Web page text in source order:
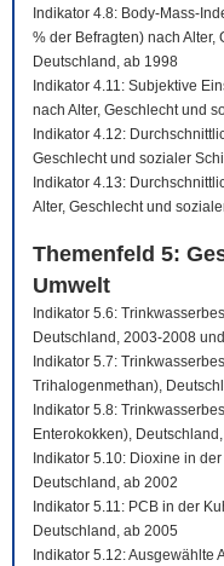
Indikator 4.8: Body-Mass-
% der Befragten) nach
Deutschland, ab 1998
Indikator 4.11: Subjektive
nach Alter, Geschlecht und
Indikator 4.12:
Geschlecht und sozialer
Indikator 4.13:
Alter, Geschlecht und
Themenfeld 5:
Umwelt
Indikator 5.6:
Deutschland, 2003-2008
Indikator 5.7:
Trihalogenmethan),
Indikator 5.8:
Enterokokken),
Indikator 5.10: Dioxine in
Deutschland, ab 2002
Indikator 5.11: PCB in der
Deutschland, ab 2005
Indikator 5.12: Ausgewählte